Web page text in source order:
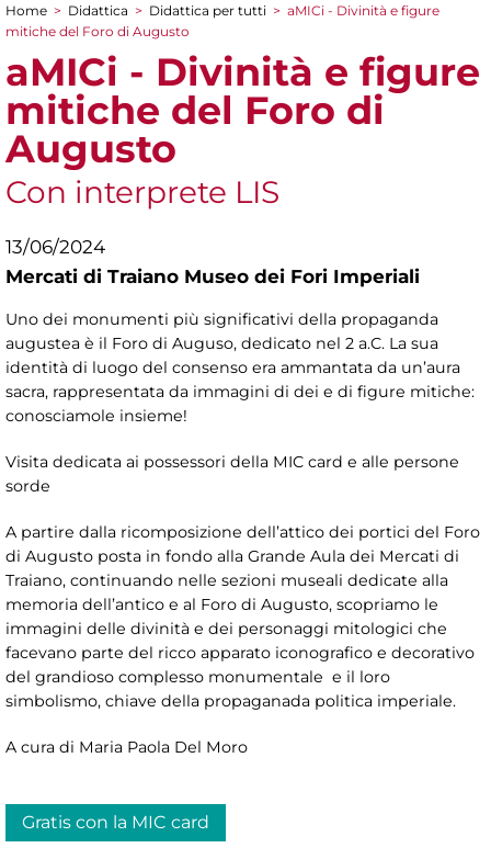
Tu sei qui
Home > Didattica > Didattica per tutti > aMICi - Divinità e figure
mitiche del Foro di Augusto
aMICi - Divinità e figure
mitiche del Foro di
Augusto
Con interprete LIS
13/06/2024
Mercati di Traiano Museo dei Fori Imperiali
Uno dei monumenti più significativi della propaganda
augustea è il Foro di Auguso, dedicato nel 2 a.C. La sua
identità di luogo del consenso era ammantata da un’aura
sacra, rappresentata da immagini di dei e di figure mitiche:
conosciamole insieme!
Visita dedicata ai possessori della MIC card e alle persone
sorde
A partire dalla ricomposizione dell’attico dei portici del Foro
di Augusto posta in fondo alla Grande Aula dei Mercati di
Traiano, continuando nelle sezioni museali dedicate alla
memoria dell’antico e al Foro di Augusto, scopriamo le
immagini delle divinità e dei personaggi mitologici che
facevano parte del ricco apparato iconografico e decorativo
del grandioso complesso monumentale e il loro
simbolismo, chiave della propaganada politica imperiale.
A cura di Maria Paola Del Moro
Gratis con la MIC card